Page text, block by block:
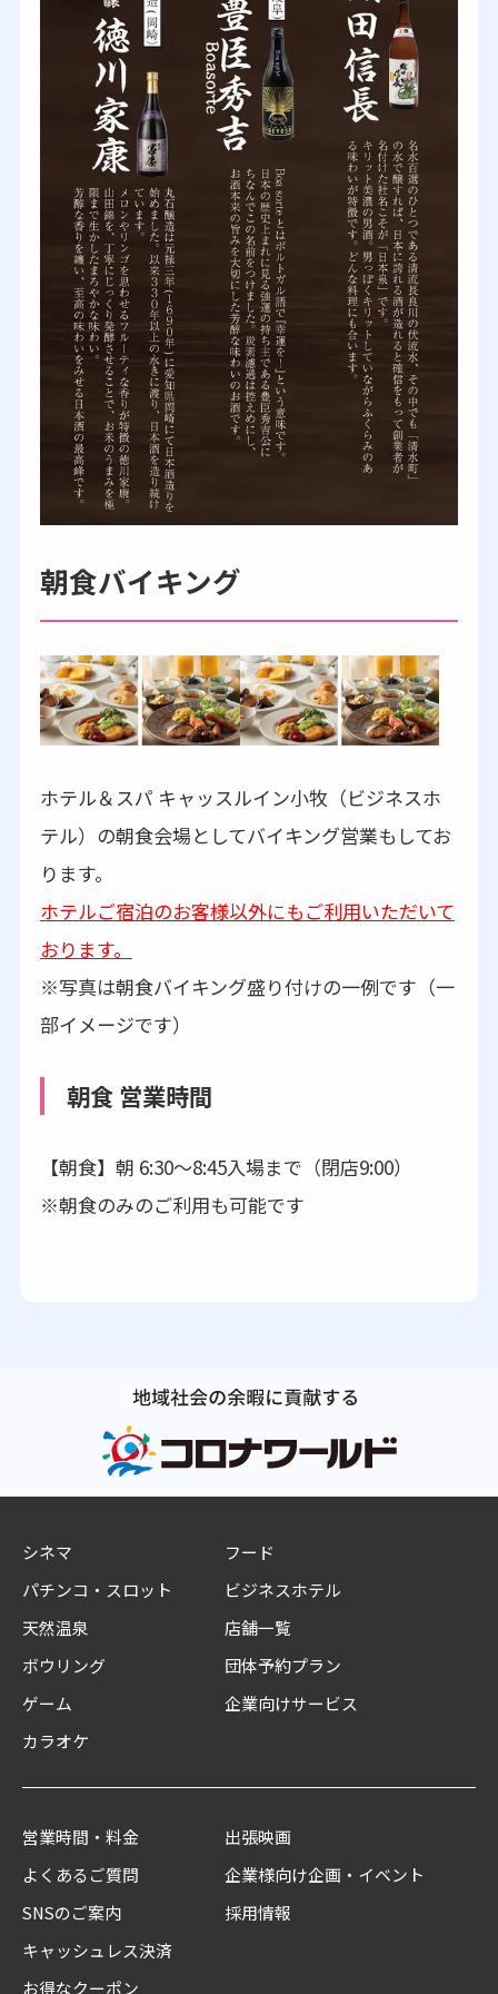
朝食バイキング
ホテル＆スパ キャッスルイン小牧（ビジネスホ
テル）の朝食会場としてバイキング営業もしてお
ります。
ホテルご宿泊のお客様以外にもご利用いただいて
おります。
※写真は朝食バイキング盛り付けの一例です（一
部イメージです）
朝食 営業時間
【朝食】朝 6:30～8:45入場まで（閉店9:00）
※朝食のみのご利用も可能です
シネマ
パチンコ・スロット
天然温泉
ボウリング
ゲーム
カラオケ
フード
ビジネスホテル
店舗一覧
団体予約プラン
企業向けサービス
営業時間・料金
よくあるご質問
SNSのご案内
キャッシュレス決済
お得なクーポン
出張映画
企業様向け企画・イベント
採用情報